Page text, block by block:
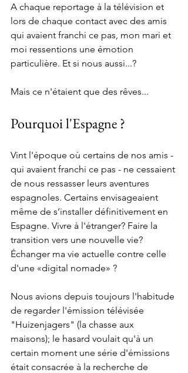
A chaque reportage à la télévision et
lors de chaque contact avec des amis
qui avaient franchi ce pas, mon mari et
moi ressentions une émotion
particulière. Et si nous aussi...?
Mais ce n'étaient que des rêves...
Pourquoi l'Espagne ?
Vint l'époque où certains de nos amis -
qui avaient franchi ce pas - ne cessaient
de nous ressasser leurs aventures
espagnoles. Certains envisageaient
même de s’installer définitivement en
Espagne. Vivre à l'étranger? Faire la
transition vers une nouvelle vie?
Échanger ma vie actuelle contre celle
d'une «digital nomade» ?
Nous avions depuis toujours l'habitude
de regarder l'émission télévisée
"Huizenjagers" (la chasse aux
maisons); le hasard voulait qu'à un
certain moment une série d'émissions
était consacrée à la recherche de